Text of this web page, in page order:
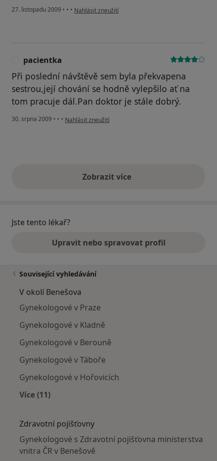
27. listopadu 2009 • • • podle názoru uživatele Pacient
Nahlásit zneužití
pacientka
Při poslední návštěvě sem byla překvapena
sestrou,její chování se hodně vylepšilo ať na
tom pracuje dál.Pan doktor je stále dobrý.
30. srpna 2009 • • • podle názoru uživatele pacientka
Nahlásit zneužití
Zobrazit vícevýše uvedené názory
Jste tento lékař?
Upravit nebo spravovat profil
Související vyhledávání
V okolí Benešova
Gynekologové v Praze
Gynekologové v Kladně
Gynekologové v Berouně
Gynekologové v Táboře
Gynekologové v Hořovicích
Více (11)
Zdravotní pojišťovny
Gynekologové s Zdravotní pojišťovna ministerstva
vnitra ČR v Benešově